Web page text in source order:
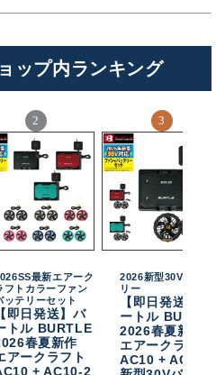
ップ内ランキング
最新エアーク
フトカラーファン
ッテリーセット
【即日発送】バ
トル BURTLE
春夏新作
アークラフト
+ AC10-2
2026新型30Vバッテ
リー
【即日発送】バ
ートル
2026春夏新作
エアークラフト
AC10 + AC10-